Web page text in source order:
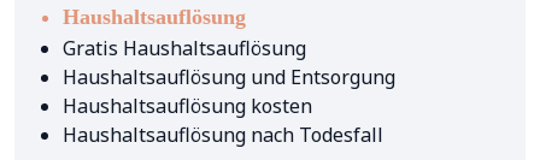
Haushaltsauflösung
Gratis Haushaltsauflösung
Haushaltsauflösung und Entsorgung
Haushaltsauflösung kosten
Haushaltsauflösung nach Todesfall